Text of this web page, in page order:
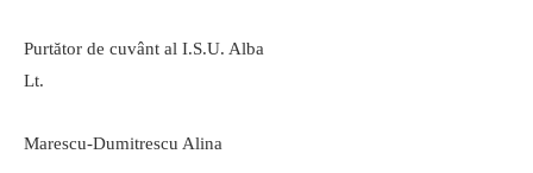
Purtător de cuvânt al I.S.U. Alba
Lt.
Marescu-Dumitrescu Alina